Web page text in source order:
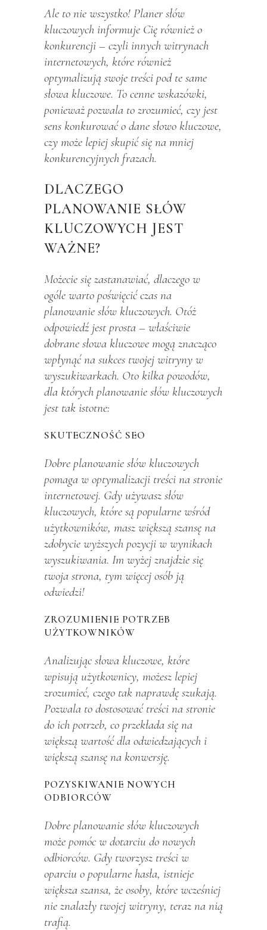
Ale to nie wszystko! Planer słów
kluczowych informuje Cię również o
konkurencji – czyli innych witrynach
internetowych, które również
optymalizują swoje treści pod te same
słowa kluczowe. To cenne wskazówki,
ponieważ pozwala to zrozumieć, czy jest
sens konkurować o dane słowo kluczowe,
czy może lepiej skupić się na mniej
konkurencyjnych frazach.
DLACZEGO
PLANOWANIE SŁÓW
KLUCZOWYCH JEST
WAŻNE?
Możecie się zastanawiać, dlaczego w
ogóle warto poświęcić czas na
planowanie słów kluczowych. Otóż
odpowiedź jest prosta – właściwie
dobrane słowa kluczowe mogą znacząco
wpłynąć na sukces twojej witryny w
wyszukiwarkach. Oto kilka powodów,
dla których planowanie słów kluczowych
jest tak istotne:
SKUTECZNOŚĆ SEO
Dobre planowanie słów kluczowych
pomaga w optymalizacji treści na stronie
internetowej. Gdy używasz słów
kluczowych, które są popularne wśród
użytkowników, masz większą szansę na
zdobycie wyższych pozycji w wynikach
wyszukiwania. Im wyżej znajdzie się
twoja strona, tym więcej osób ją
odwiedzi!
ZROZUMIENIE POTRZEB
UŻYTKOWNIKÓW
Analizując słowa kluczowe, które
wpisują użytkownicy, możesz lepiej
zrozumieć, czego tak naprawdę szukają.
Pozwala to dostosować treści na stronie
do ich potrzeb, co przekłada się na
większą wartość dla odwiedzających i
większą szansę na konwersję.
POZYSKIWANIE NOWYCH
ODBIORCÓW
Dobre planowanie słów kluczowych
może pomóc w dotarciu do nowych
odbiorców. Gdy tworzysz treści w
oparciu o popularne hasła, istnieje
większa szansa, że osoby, które wcześniej
nie znalazły twojej witryny, teraz na nią
trafią.